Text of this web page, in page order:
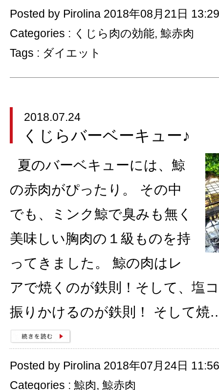
Posted by Pirolina 2018年08月21日 13:29
Categories : くじら肉の効能, 鯨赤肉
Tags : ダイエット
2018.07.24
くじらバーベーキュー♪
夏のバーベキューには、鯨
の赤肉がぴったり。 その中
でも、ミンク鯨で臭みも無く
美味しい胸肉の１級ものを持
ってきました。 鯨の肉はレ
アで焼くのが鉄則！そして、塩
振りかけるのが鉄則！ そして焼
Posted by Pirolina 2018年07月24日 11:56
Categories : 鯨肉, 鯨赤肉